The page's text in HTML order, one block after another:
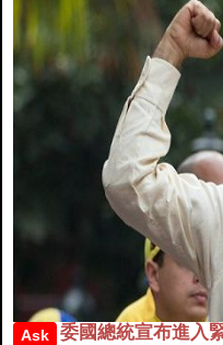
Ask 委國總統宣布進入